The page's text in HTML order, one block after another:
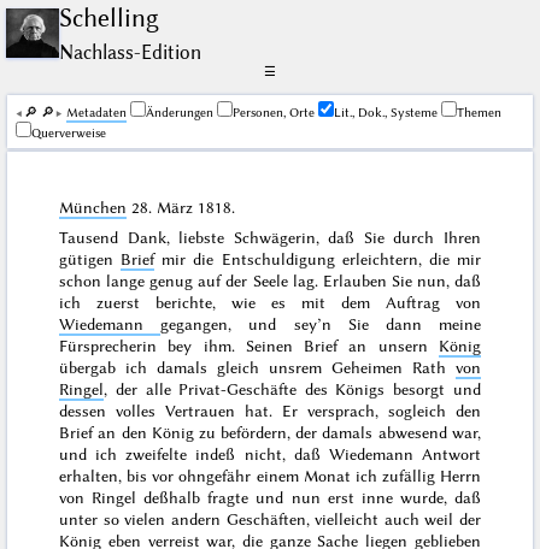
Schelling
Nachlass-Edition
☰
🔎︎ 🔎︎ Me­ta­da­ten Änderungen Personen, Orte Lit., Dok., Systeme
Themen
Querverweise
München 28. März 1818.
Tausend Dank, liebste Schwägerin, daß Sie durch Ihren
gütigen Briefmir die Entschuldigung erleichtern, die mir
schon lange genug auf der Seele lag. Erlauben Sie nun, daß
ich zuerst berichte, wie es mit dem Auftrag von
Wiedemanngegangen, und sey’n Sie dann meine
Fürsprecherin bey ihm. Seinen Brief an unsern König
übergab ich damals gleich unsrem Geheimen Rath von
Ringel, der alle Privat-Geschäfte des Königs besorgt und
dessen volles Vertrauen hat. Er versprach, sogleich den
Brief an den König zu befördern, der damals abwesend war,
und ich zweifelte indeß nicht, daß Wiedemann Antwort
erhalten, bis vorohngefähr einem Monat ich zufällig Herrn
von Ringel deßhalb fragte und nun erst inne wurde, daß
unter so vielen andern Geschäften, vielleicht auch weil der
König eben verreist war, die ganze Sache liegen geblieben